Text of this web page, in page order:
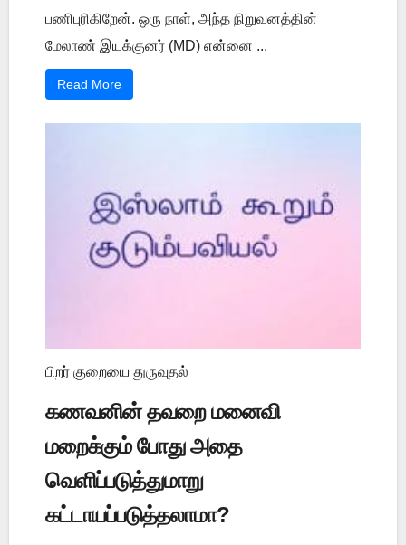
பணிபுரிகிறேன். ஒரு நாள், அந்த நிறுவனத்தின்
மேலாண் இயக்குனர் (MD) என்னை ...
Read More
பிறர் குறையை துருவுதல்
கணவனின் தவறை மனைவி
மறைக்கும் போது அதை
வெளிப்படுத்துமாறு
கட்டாயப்படுத்தலாமா?